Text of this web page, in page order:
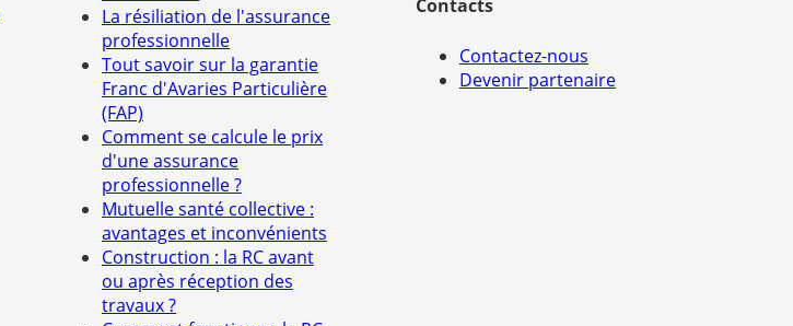
La résiliation de l'assurance
professionnelle
Tout savoir sur la garantie
Franc d'Avaries Particulière
(FAP)
Comment se calcule le prix
d'une assurance
professionnelle ?
Mutuelle santé collective :
avantages et inconvénients
Construction : la RC avant
ou après réception des
travaux ?
Contacts
Contactez-nous
Devenir partenaire